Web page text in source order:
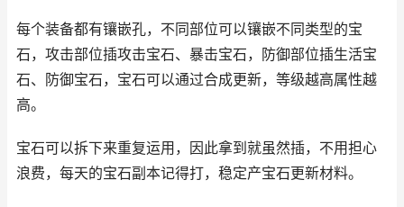
每个装备都有镶嵌孔，不同部位可以镶嵌不同类型的宝
石，攻击部位插攻击宝石、暴击宝石，防御部位插生活宝
石、防御宝石，宝石可以通过合成更新，等级越高属性越
高。
宝石可以拆下来重复运用，因此拿到就虽然插，不用担心
浪费，每天的宝石副本记得打，稳定产宝石更新材料。